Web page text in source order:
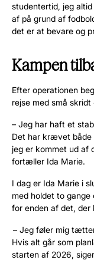
studentertid, jeg
af på grund af
det er at bevare og
Kampen
Efter operationen
rejse med små
– Jeg har haft et
Det har krævet både
jeg er kommet ud af
fortæller Ida Marie.
I dag er Ida Marie i
med holdet to
for enden af det,
– Jeg føler mig
Hvis alt går som
starten af 2026,